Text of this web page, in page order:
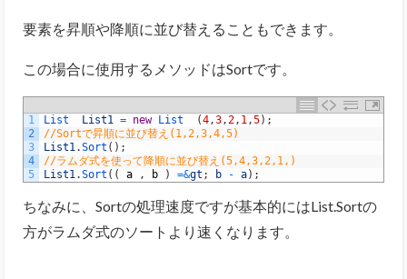
要素を昇順や降順に並び替えることもできます。
この場合に使用するメソッドはSortです。
1
2
3
4
5
List List1 = new List (4,3,2, 1,5) ;
//Sortで昇順に並び替え(1,2,3,4,5)
List1.Sort ( ) ;
//ラムダ式を使って降順に並び替え(5,4,3,2,1,)
List1.Sort ( ( a , b ) =&gt ; b - a) ;
ちなみに、Sortの処理速度ですが基本的にはList.Sortの
方がラムダ式のソートより速くなります。